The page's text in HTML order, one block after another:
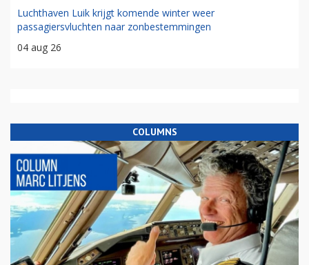
Luchthaven Luik krijgt komende winter weer
passagiersvluchten naar zonbestemmingen
04 aug 26
COLUMNS